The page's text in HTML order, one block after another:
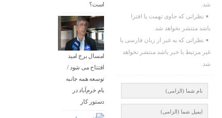
شد.
نظراتی که حاوی تهمت یا افترا
باشد منتشر نخواهد شد.
نظراتی که به غیر از زبان فارسی یا
غیر مرتبط با خبر باشد منتشر نخواهد
شد.
است؟
امسال برج امید
افتتاح می شود /
توسعه همه جانبه
بام خرم‌آباد در
دستور کار